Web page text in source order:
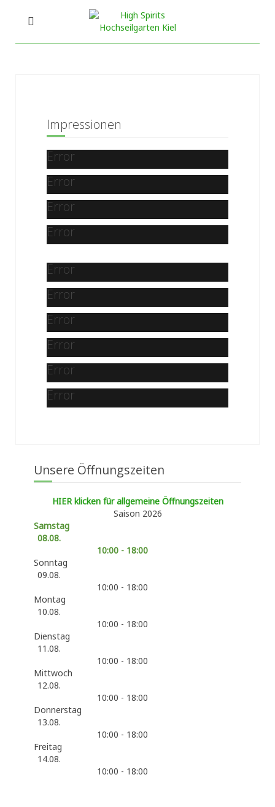
Impressionen
Error
Error
Error
Error
Error
Error
Error
Error
Error
Error
Unsere Öffnungszeiten
HIER klicken für allgemeine Öffnungszeiten
Saison 2026
Samstag
08.08.
10:00 - 18:00
Sonntag
09.08.
10:00 - 18:00
Montag
10.08.
10:00 - 18:00
Dienstag
11.08.
10:00 - 18:00
Mittwoch
12.08.
10:00 - 18:00
Donnerstag
13.08.
10:00 - 18:00
Freitag
14.08.
10:00 - 18:00